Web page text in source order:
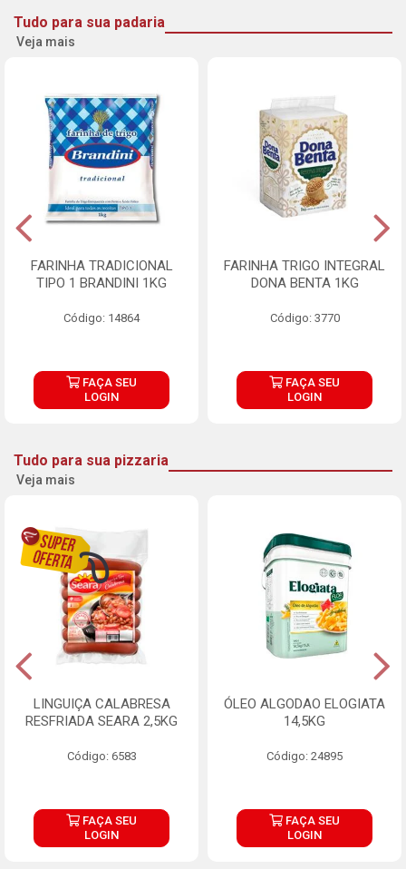
Tudo para sua padaria
Veja mais
FARINHA TRADICIONAL
TIPO 1 BRANDINI 1KG
Código: 14864
FAÇA SEU
LOGIN
FARINHA TRIGO INTEGRAL
DONA BENTA 1KG
Código: 3770
FAÇA SEU
LOGIN
Tudo para sua pizzaria
Veja mais
LINGUIÇA CALABRESA
RESFRIADA SEARA 2,5KG
Código: 6583
FAÇA SEU
LOGIN
ÓLEO ALGODAO ELOGIATA
14,5KG
Código: 24895
FAÇA SEU
LOGIN